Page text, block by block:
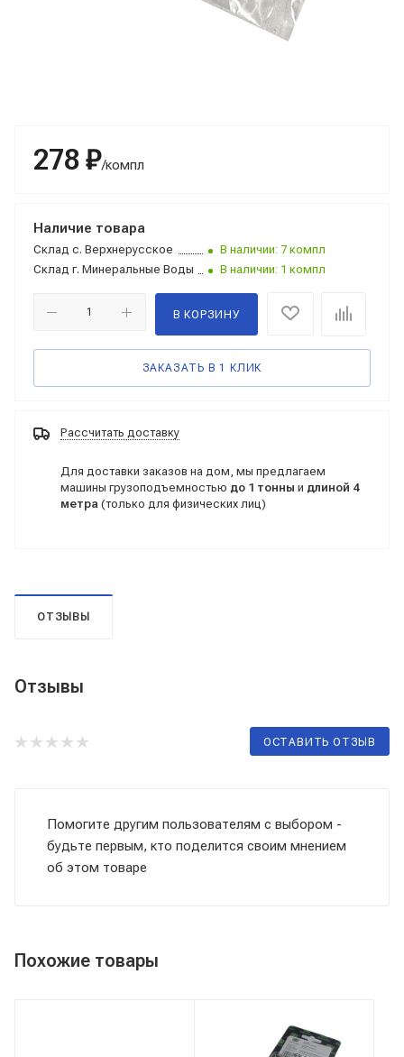
278 ₽/компл
Наличие товара
Склад с. Верхнерусское
В наличии: 7 компл
Склад г. Минеральные Воды В наличии: 1 компл
В КОРЗИНУ
ЗАКАЗАТЬ В 1 КЛИК
Рассчитать доставку
Для доставки заказов на дом, мы предлагаем
машины грузоподъемностью до 1 тонны и длиной 4
метра (только для физических лиц)
ОТЗЫВЫ
Отзывы
ОСТАВИТЬ ОТЗЫВ
Помогите другим пользователям с выбором -
будьте первым, кто поделится своим мнением
об этом товаре
Похожие товары